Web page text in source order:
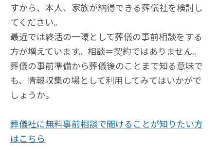
すから、本人、家族が納得できる葬儀社を検討し
てください。
最近では終活の一環として葬儀の事前相談をする
方が増えています。相談＝契約ではありません。
葬儀の事前準備から葬儀後のことまで知る意味で
も、情報収集の場として利用してみてはいかがで
しょうか。
葬儀社に無料事前相談で聞けることが知りたい方
はこちら